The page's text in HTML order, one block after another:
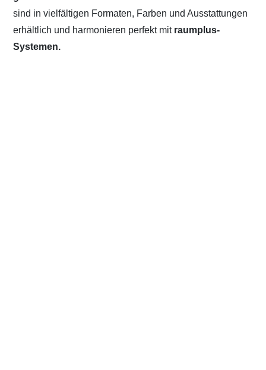
sind in vielfältigen Formaten, Farben und Ausstattungen
erhältlich und harmonieren perfekt mit raumplus-
Systemen.